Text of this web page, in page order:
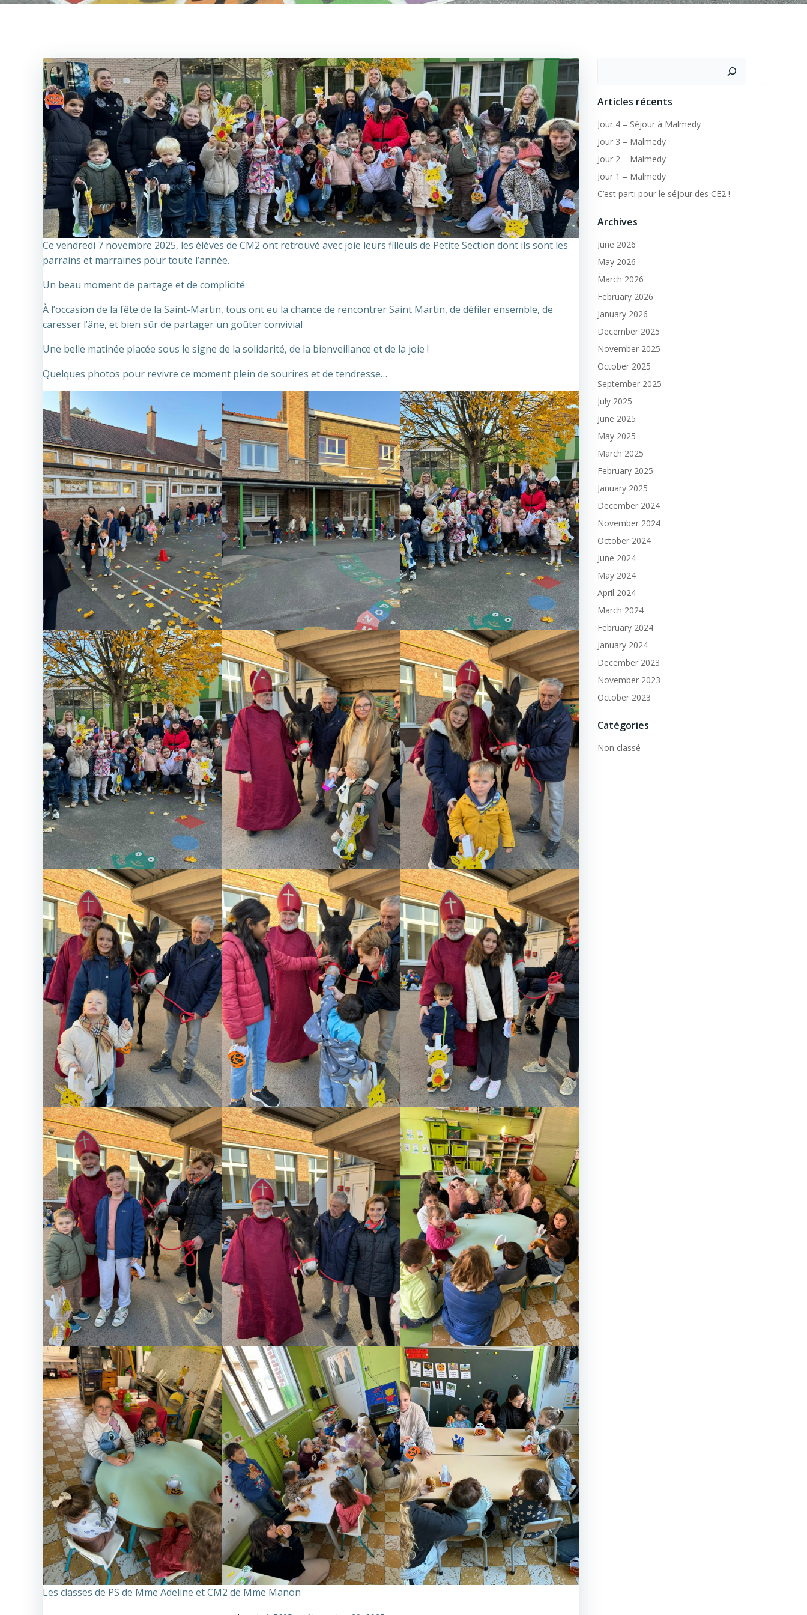
Ce vendredi 7 novembre 2025, les élèves de CM2 ont retrouvé avec joie leurs filleuls de Petite Section dont ils sont les
parrains et marraines pour toute l’année.
Un beau moment de partage et de complicité
À l’occasion de la fête de la Saint-Martin, tous ont eu la chance de rencontrer Saint Martin, de défiler ensemble, de
caresser l’âne, et bien sûr de partager un goûter convivial
Une belle matinée placée sous le signe de la solidarité, de la bienveillance et de la joie !
Quelques photos pour revivre ce moment plein de sourires et de tendresse…
Les classes de PS de Mme Adeline et CM2 de Mme Manon
Articles récents
Jour 4 – Séjour à Malmedy
Jour 3 – Malmedy
Jour 2 – Malmedy
Jour 1 – Malmedy
C’est parti pour le séjour des CE2 !
Archives
June 2026
May 2026
March 2026
February 2026
January 2026
December 2025
November 2025
October 2025
September 2025
July 2025
June 2025
May 2025
March 2025
February 2025
January 2025
December 2024
November 2024
October 2024
June 2024
May 2024
April 2024
March 2024
February 2024
January 2024
December 2023
November 2023
October 2023
Catégories
Non classé